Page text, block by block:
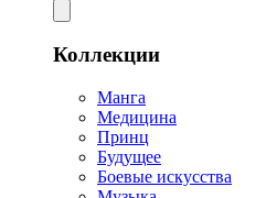
Коллекции
Манга
Медицина
Принц
Будущее
Боевые искусства